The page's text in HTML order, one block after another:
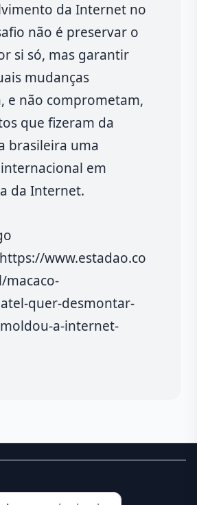
da Internet no
não é preservar o
si só, mas garantir
mudanças
e não comprometam,
que fizeram da
brasileira uma
em
da Internet.
www.estadao.co
macaco-
quer-desmontar-
a-internet-